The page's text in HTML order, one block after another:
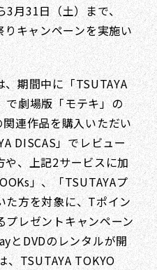
3月31日（土）まで、
キャンペーンを実施い
期間中に「TSUTAYA
で劇場版「モテキ」の
連作品を購入いただい
DISCAS」でレビュー
や、上記2サービスに加
」、「TSUTAYAプ
た方を対象に、Tポイン
プレゼントキャンペーン
とDVDのレンタルが開
、TSUTAYA TOKYO